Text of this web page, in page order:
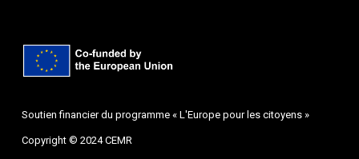
Soutien financier du programme « L'Europe pour les citoyens »
Copyright © 2024 CEMR